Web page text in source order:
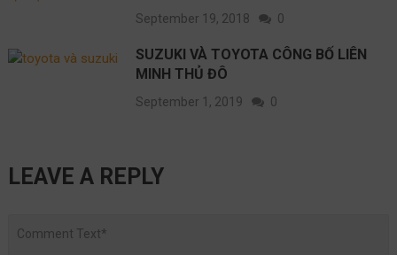
September 19, 2018 0
SUZUKI VÀ TOYOTA CÔNG BỐ LIÊN
MINH THỦ ĐÔ
September 1, 2019 0
LEAVE A REPLY